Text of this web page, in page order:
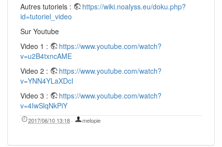
Autres tutoriels :
https://wiki.noalyss.eu/doku.php?
id=tutoriel_video
Sur Youtube
Video 1 :
https://www.youtube.com/watch?
v=u2B4txncAME
Video 2 :
https://www.youtube.com/watch?
v=YNN4YLaXDcI
Video 3 :
https://www.youtube.com/watch?
v=4IwSlqNkPiY
2017/06/10 13:18 · melopie